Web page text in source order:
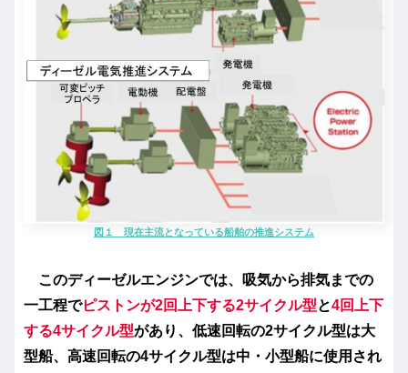
図１ 現在主流となっている船舶の推進システム
このディーゼルエンジンでは、吸気から排気までの
一工程でピストンが2回上下する2サイクル型と4回上下
する4サイクル型があり、低速回転の2サイクル型は大
型船、高速回転の4サイクル型は中・小型船に使用され